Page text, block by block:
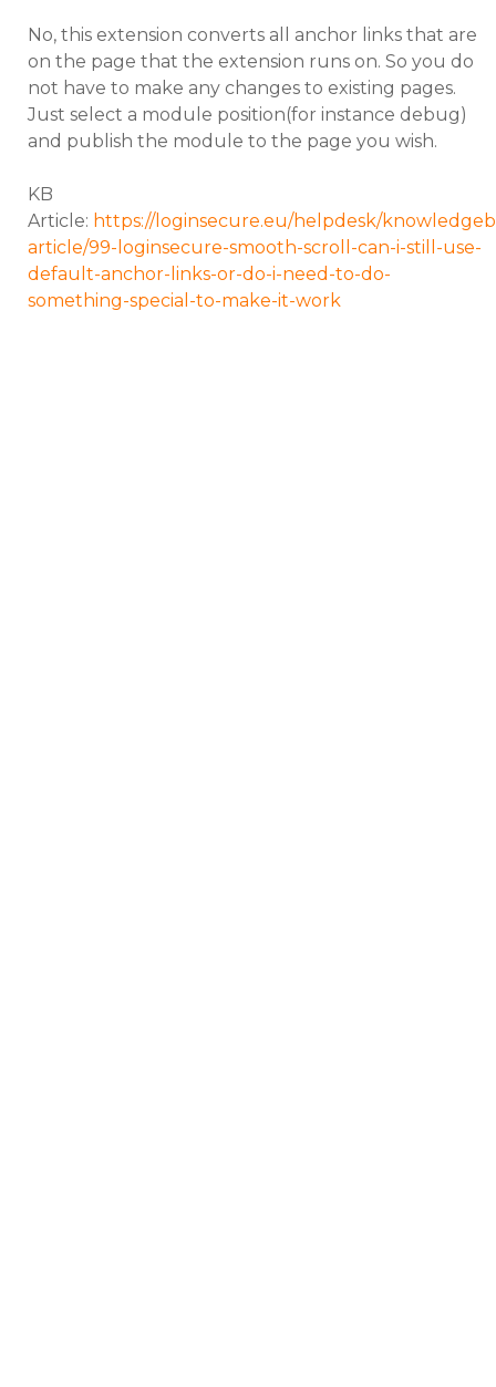
No, this extension converts all anchor links that are
on the page that the extension runs on. So you do
not have to make any changes to existing pages.
Just select a module position(for instance debug)
and publish the module to the page you wish.
KB
Article: https://loginsecure.eu/helpdesk/
article/99-loginsecure-smooth-scroll-can-i-still-use-
default-anchor-links-or-do-i-need-to-do-
something-special-to-make-it-work